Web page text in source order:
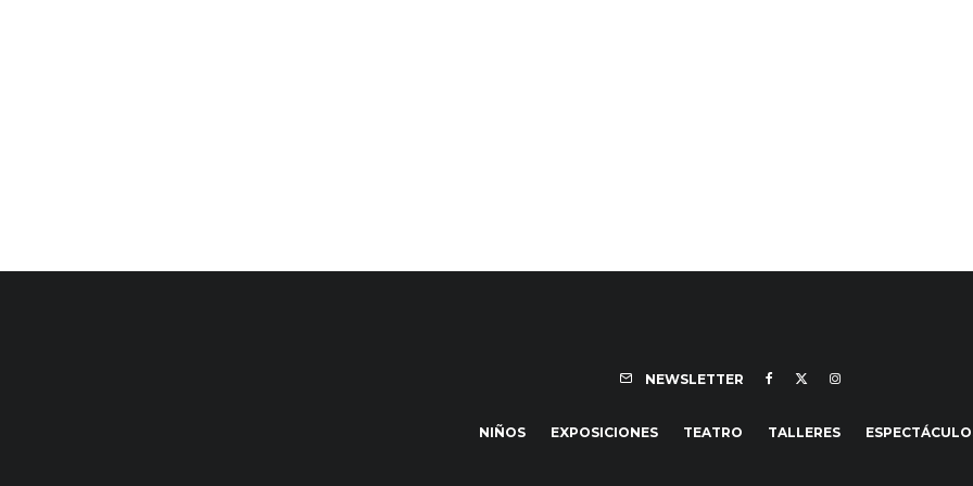
NEWSLETTER
NIÑOS EXPOSICIONES TEATRO TALLERES